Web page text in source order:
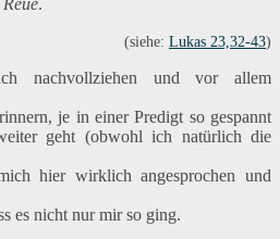
.
(siehe: Lukas 23,32-43)
nachvollziehen und vor allem
je in einer Predigt so gespannt
geht (obwohl ich natürlich die
hier wirklich angesprochen und
es nicht nur mir so ging.